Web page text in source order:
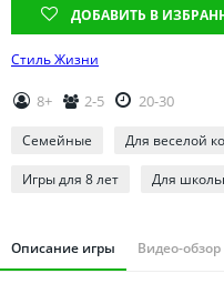
Томская область
Тюменская область
Удмуртия
Ульяновская область
ДОБАВИТЬ В
Стиль Жизни
8+ 2-5 20-30
Семейные Для веселой
Игры для 8 лет Для
Описание игры Видео-обзор